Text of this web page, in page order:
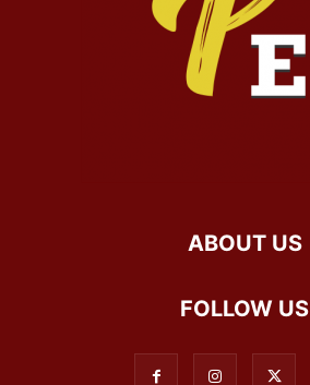
ABOUT US
FOLLOW US